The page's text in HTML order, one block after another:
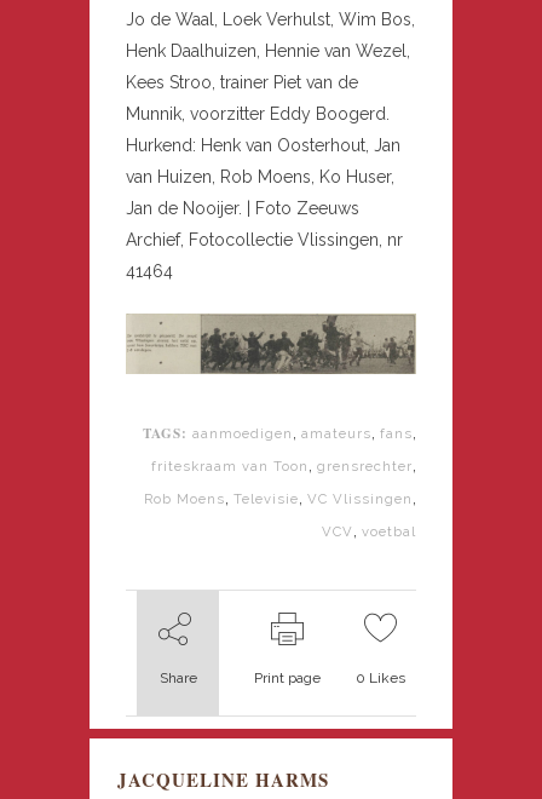
Jo de Waal, Loek Verhulst, Wim Bos,
Henk Daalhuizen, Hennie van Wezel,
Kees Stroo, trainer Piet van de
Munnik, voorzitter Eddy Boogerd.
Hurkend: Henk van Oosterhout, Jan
van Huizen, Rob Moens, Ko Huser,
Jan de Nooijer. | Foto Zeeuws
Archief, Fotocollectie Vlissingen, nr
41464
TAGS: aanmoedigen , amateurs, fans,
friteskraam van Toon , grensrechter,
Rob Moens, Televisie, VC Vlissingen ,
VCV , voetbal
Share Print page 0 Likes
JACQUELINE HARMS